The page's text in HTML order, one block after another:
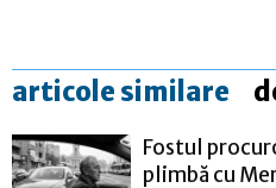
articole similare
Fostul
plimbă cu